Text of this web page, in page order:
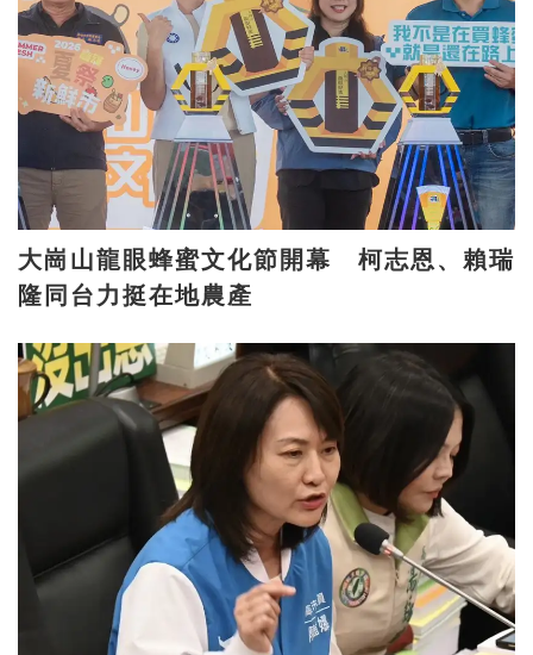
大崗山龍眼蜂蜜文化節開幕 柯志恩、賴瑞
隆同台力挺在地農產